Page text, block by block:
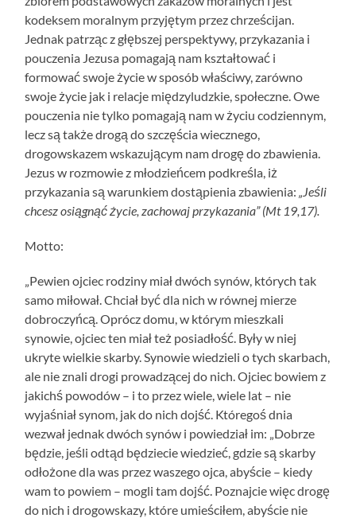
kodeksem moralnym przyjętym przez chrześcijan.
Jednak patrząc z głębszej perspektywy, przykazania i
pouczenia Jezusa pomagają nam kształtować i
formować swoje życie w sposób właściwy, zarówno
swoje życie jak i relacje międzyludzkie, społeczne. Owe
pouczenia nie tylko pomagają nam w życiu codziennym,
lecz są także drogą do szczęścia wiecznego,
drogowskazem wskazującym nam drogę do zbawienia.
Jezus w rozmowie z młodzieńcem podkreśla, iż
przykazania są warunkiem dostąpienia zbawienia:
„Jeśli
chcesz osiągnąć życie, zachowaj przykazania” (Mt 19,17).
Motto:
„Pewien ojciec rodziny miał dwóch synów, których tak
samo miłował. Chciał być dla nich w równej mierze
dobroczyńcą. Oprócz domu, w którym mieszkali
synowie, ojciec ten miał też posiadłość. Były w niej
ukryte wielkie skarby. Synowie wiedzieli o tych skarbach,
ale nie znali drogi prowadzącej do nich. Ojciec bowiem z
jakichś powodów – i to przez wiele, wiele lat – nie
wyjaśniał synom, jak do nich dojść. Któregoś dnia
wezwał jednak dwóch synów i powiedział im: „Dobrze
będzie, jeśli odtąd będziecie wiedzieć, gdzie są skarby
odłożone dla was przez waszego ojca, abyście – kiedy
wam to powiem – mogli tam dojść. Poznajcie więc drogę
do nich i drogowskazy, które umieściłem, abyście nie